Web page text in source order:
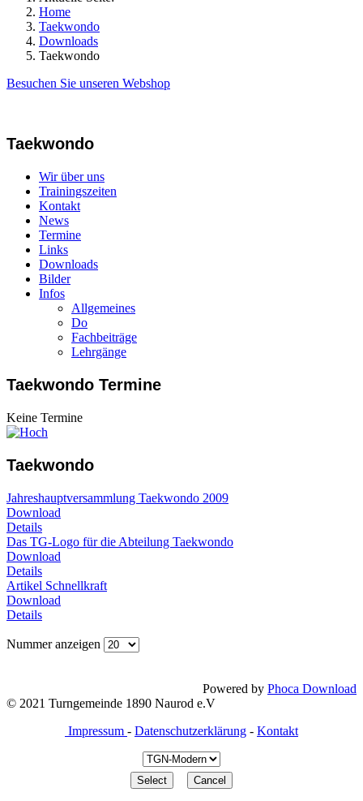
Home
Taekwondo
Downloads
Taekwondo
Besuchen Sie unseren Webshop
Taekwondo
Wir über uns
Trainingszeiten
Kontakt
News
Termine
Links
Downloads
Bilder
Infos
Allgemeines
Do
Fachbeiträge
Lehrgänge
Taekwondo Termine
Keine Termine
Taekwondo
Jahreshauptversammlung Taekwondo 2009
Download
Details
Das TG-Logo für die Abteilung Taekwondo
Download
Details
Artikel Schnellkraft
Download
Details
Nummer anzeigen
Powered by Phoca Download
© 2021 Turngemeinde 1890 Naurod e.V
Impressum - Datenschutzerklärung - Kontakt